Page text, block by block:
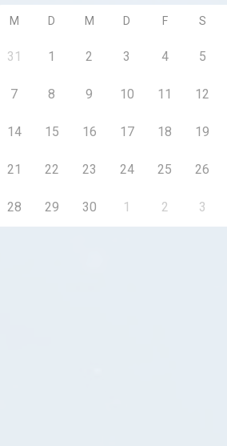
M D M D F S
31 1 2 3 4 5
7 8 9 10 11 12
14 15 16 17 18 19
21 22 23 24 25 26
28 29 30 1 2 3